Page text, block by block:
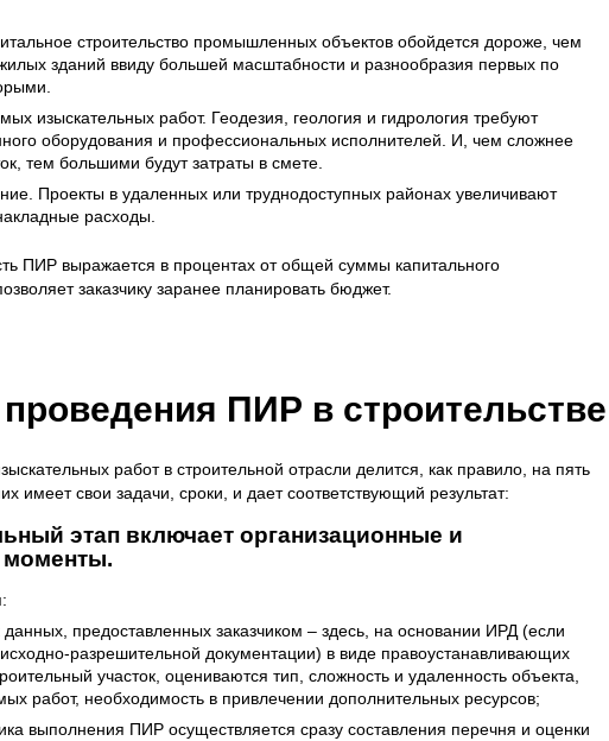
строительство промышленных объектов обойдется дороже, чем
зданий ввиду большей масштабности и разнообразия первых по
изыскательных работ. Геодезия, геология и гидрология требуют
оборудования и профессиональных исполнителей. И, чем сложнее
тем большими будут затраты в смете.
Проекты в удаленных или труднодоступных районах увеличивают
расходы.
ПИР выражается в процентах от общей суммы капитального
заказчику заранее планировать бюджет.
ПИР в строительстве
работ в строительной отрасли делится, как правило, на пять
имеет свои задачи, сроки, и дает соответствующий результат:
этап включает организационные и
предоставленных заказчиком – здесь, на основании ИРД (если
разрешительной документации) в виде правоустанавливающих
участок, оцениваются тип, сложность и удаленность объекта,
работ, необходимость в привлечении дополнительных ресурсов;
выполнения ПИР осуществляется сразу составления перечня и оценки